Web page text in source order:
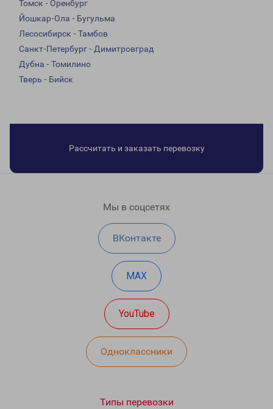
Томск - Оренбург
Йошкар-Ола - Бугульма
Лесосибирск - Тамбов
Санкт-Петербург - Димитровград
Дубна - Томилино
Тверь - Бийск
Рассчитать и заказать перевозку
Мы в соцсетях
ВКонтакте
MAX
YouTube
Одноклассники
Типы перевозки